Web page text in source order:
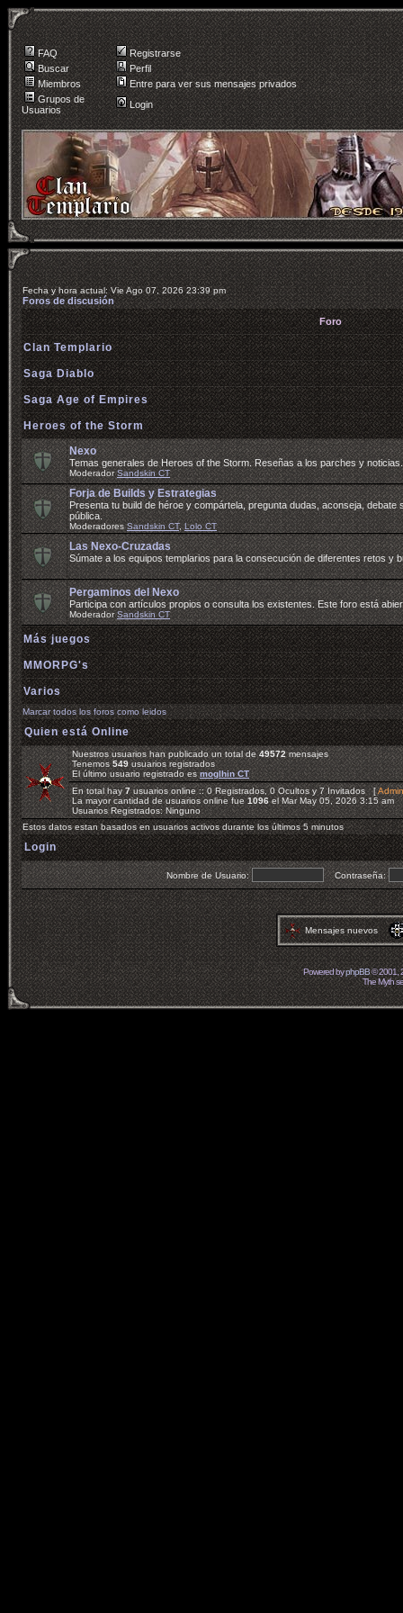
FAQ
Registrarse
Buscar
Perfil
Miembros
Entre para ver sus mensajes privados
Grupos de
Usuarios
Login
Fecha y hora actual: Vie Ago 07, 2026 23:39 pm
Foros de discusión
Foro
Clan Templario
Saga Diablo
Saga Age of Empires
Heroes of the Storm
Nexo
Temas generales de Heroes of the Storm. Reseñas a los parches y
ModeradorSandskin CT
Forja de Builds y Estrategias
Presenta tu build de héroe y compártela, pregunta dudas, aconseja,
pública.
ModeradoresSandskin CT,Lolo CT
Las Nexo-Cruzadas
Súmate a los equipos templarios para la consecución de diferentes retos y
Pergaminos del Nexo
Participa con artículos propios o consulta los existentes. Este foro está
ModeradorSandskin CT
Más juegos
MMORPG's
Varios
Marcar todos los foros como leidos
Quien está Online
Nuestros usuarios han publicado un total de49572mensajes
Tenemos549usuarios registrados
El último usuario registrado esmoglhin CT
En total hay7usuarios online :: 0 Registrados, 0 Ocultos y 7 Invitados [
La mayor cantidad de usuarios online fue1096el Mar May 05, 2026 3:15 am
Usuarios Registrados: Ninguno
Estos datos estan basados en usuarios activos durante los últimos 5 minutos
Login
Nombre de Usuario: Contraseña:
Mensajes nuevos
Powered byphpBB© 2001,
The Myth